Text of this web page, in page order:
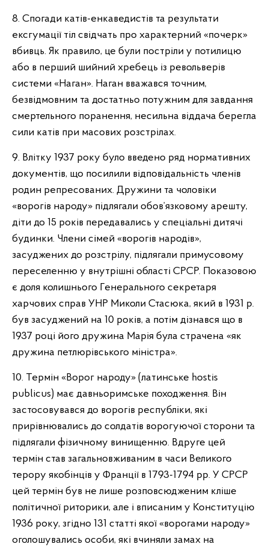
8. Спогади катів-енкаведистів та результати
ексгумації тіл свідчать про характерний «почерк»
вбивць. Як правило, це були постріли у потилицю
або в перший шийний хребець із револьверів
системи «Наган». Наган вважався точним,
безвідмовним та достатньо потужним для завдання
смертельного поранення, несильна віддача берегла
сили катів при масових розстрілах.
9. Влітку 1937 року було введено ряд нормативних
документів, що посилили відповідальність членів
родин репресованих. Дружини та чоловіки
«ворогів народу» підлягали обов’язковому арешту,
діти до 15 років передавались у спеціальні дитячі
будинки. Члени сімей «ворогів народів»,
засуджених до розстрілу, підлягали примусовому
переселенню у внутрішні області СРСР. Показовою
є доля колишнього Генерального секретаря
харчових справ УНР Миколи Стасюка, який в 1931 р.
був засуджений на 10 років, а потім дізнався що в
1937 році його дружина Марія була страчена «як
дружина петлюрівського міністра».
10. Термін «Ворог народу» (латинське hostis
publicus) має давньоримське походження. Він
застосовувався до ворогів республіки, які
прирівнювались до солдатів ворогуючої сторони та
підлягали фізичному винищенню. Вдруге цей
термін став загальновживаним в часи Великого
терору якобінців у Франції в 1793-1794 рр. У СРСР
цей термін був не лише розповсюдженим кліше
політичної риторики, але і вписаним у Конституцію
1936 року, згідно 131 статті якої «ворогами народу»
оголошувались особи, які вчиняли замах на